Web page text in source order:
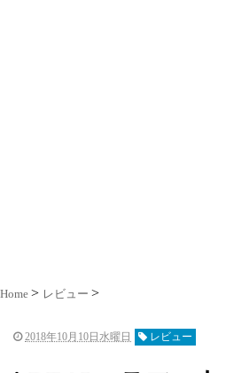
Home レビュー
2018年10月10日水曜日 レビュー